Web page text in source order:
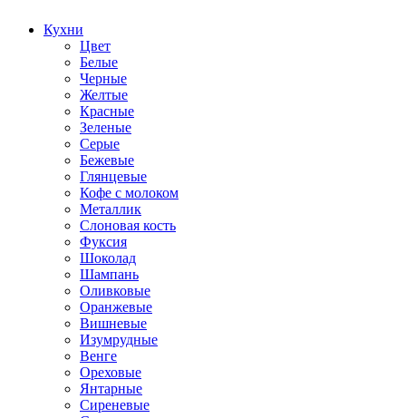
Кухни
Цвет
Белые
Черные
Желтые
Красные
Зеленые
Серые
Бежевые
Глянцевые
Кофе с молоком
Металлик
Слоновая кость
Фуксия
Шоколад
Шампань
Оливковые
Оранжевые
Вишневые
Изумрудные
Венге
Ореховые
Янтарные
Сиреневые